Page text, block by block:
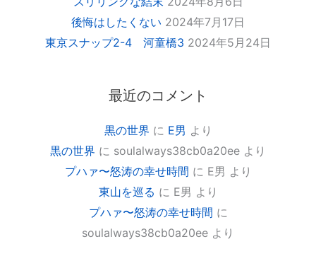
後悔はしたくない 2024年7月17日
東京スナップ2-4 河童橋3 2024年5月24日
最近のコメント
黒の世界 に E男 より
黒の世界 に soulalways38cb0a20ee より
プハァ〜怒涛の幸せ時間 に E男 より
東山を巡る に E男 より
プハァ〜怒涛の幸せ時間 に
soulalways38cb0a20ee より